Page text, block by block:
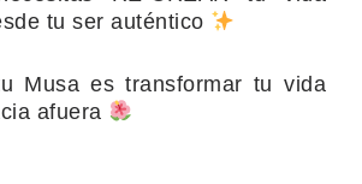
tu ser auténtico
Musa es transformar tu vida
afuera